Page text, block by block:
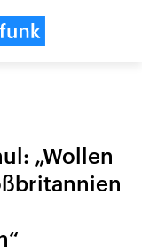
„Wollen